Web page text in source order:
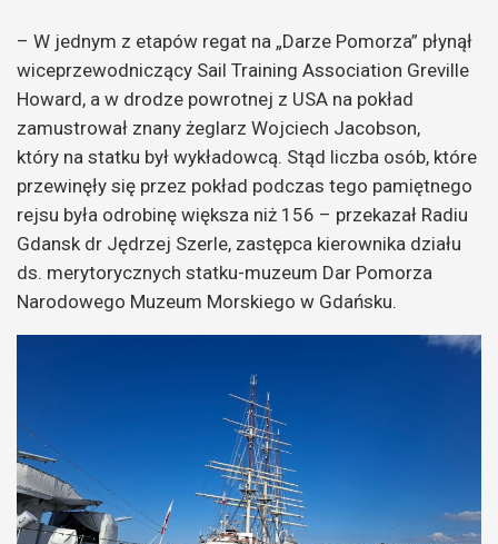
– W jednym z etapów regat na „Darze Pomorza” płynął
wiceprzewodniczący Sail Training Association Greville
Howard, a w drodze powrotnej z USA na pokład
zamustrował znany żeglarz Wojciech Jacobson,
który na statku był wykładowcą. Stąd liczba osób, które
przewinęły się przez pokład podczas tego pamiętnego
rejsu była odrobinę większa niż 156 – przekazał Radiu
Gdansk dr Jędrzej Szerle, zastępca kierownika działu
ds. merytorycznych statku-muzeum Dar Pomorza
Narodowego Muzeum Morskiego w Gdańsku.